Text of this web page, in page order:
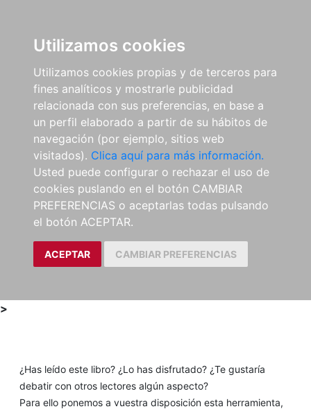
Utilizamos cookies
Utilizamos cookies propias y de terceros para
fines analíticos y mostrarle publicidad
relacionada con sus preferencias, en base a
un perfil elaborado a partir de su hábitos de
navegación (por ejemplo, sitios web
visitados). Clica aquí para más información.
Usted puede configurar o rechazar el uso de
cookies puslando en el botón CAMBIAR
PREFERENCIAS o aceptarlas todas pulsando
el botón ACEPTAR.
ACEPTAR CAMBIAR PREFERENCIAS
>
¿Has leído este libro? ¿Lo has disfrutado? ¿Te gustaría
debatir con otros lectores algún aspecto?
Para ello ponemos a vuestra disposición esta herramienta,